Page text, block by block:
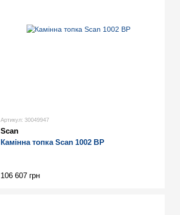
Артикул: 30049947
Scan
Камінна топка Scan 1002 BP
106 607 грн